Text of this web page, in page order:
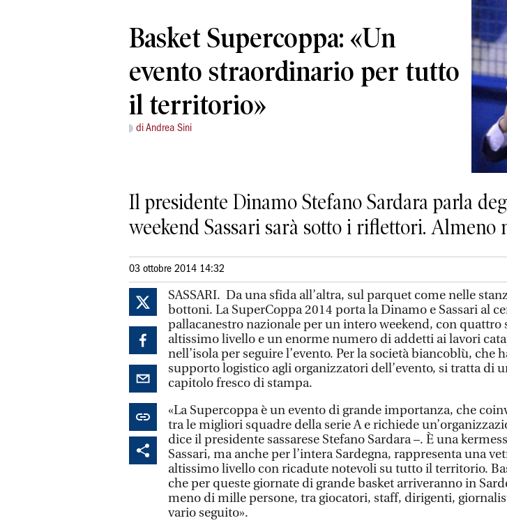
Basket Supercoppa: «Un
evento straordinario per tutto
il territorio»
di Andrea Sini
Il presidente Dinamo Stefano Sardara parla
weekend Sassari sarà sotto i riflettori. Almeno
03 ottobre 2014 14:32
SASSARI. Da una sfida all’altra, sul parquet come nelle
bottoni. La SuperCoppa 2014 porta la Dinamo e Sassari al
pallacanestro nazionale per un intero weekend, con quattro
altissimo livello e un enorme numero di addetti ai lavori
nell’isola per seguire l’evento. Per la società biancoblù, che
supporto logistico agli organizzatori dell’evento, si tratta di
capitolo fresco di stampa.
«La Supercoppa è un evento di grande importanza, che
tra le migliori squadre della serie A e richiede
dice il presidente sassarese Stefano Sardara –. È una
Sassari, ma anche per l’intera Sardegna, rappresenta una
altissimo livello con ricadute notevoli su tutto il territorio.
che per queste giornate di grande basket arriveranno in
meno di mille persone, tra giocatori, staff, dirigenti,
vario seguito».